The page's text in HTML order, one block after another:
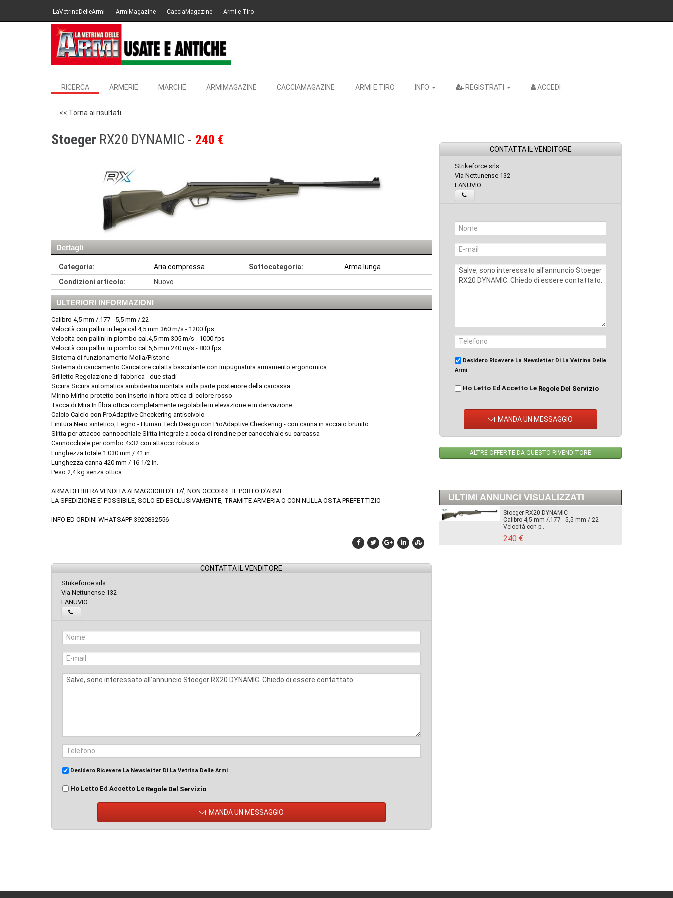
LaVetrinaDelleArmi ArmiMagazine CacciaMagazine Armi e Tiro
RICERCA ARMERIE MARCHE ARMIMAGAZINE CACCIAMAGAZINE ARMI E TIRO INFO REGISTRATI ACCEDI
<< Torna ai risultati
Stoeger RX20 DYNAMIC 240 €
Dettagli
Categoria: Aria compressa Sottocategoria:
Arma lunga
Condizioni articolo:
Nuovo
ULTERIORI INFORMAZIONI
Calibro 4,5 mm /.177 - 5,5 mm /.22
Velocità con pallini in lega cal.4,5 mm 360 m/s - 1200 fps
Velocità con pallini in piombo cal.4,5 mm 305 m/s - 1000 fps
Velocità con pallini in piombo cal.5,5 mm 240 m/s - 800 fps
Sistema di funzionamento Molla/Pistone
Sistema di caricamento Caricatore culatta basculante con impugnatura armamento ergonomica
Grilletto Regolazione di fabbrica - due stadi
Sicura Sicura automatica ambidestra montata sulla parte posteriore della carcassa
Mirino Mirino protetto con inserto in fibra ottica di colore rosso
Tacca di Mira In fibra ottica completamente regolabile in elevazione e in derivazione
Calcio Calcio con ProAdaptive Checkering antiscivolo
Finitura Nero sintetico, Legno - Human Tech Design con ProAdaptive Checkering - con canna in acciaio brunito
Slitta per attacco cannocchiale Slitta integrale a coda di rondine per canocchiale su carcassa
Cannocchiale per combo 4x32 con attacco robusto
Lunghezza totale 1.030 mm / 41 in.
Lunghezza canna 420 mm / 16 1/2 in.
Peso 2,4 kg senza ottica
ARMA DI LIBERA VENDITA AI MAGGIORI D'ETA', NON OCCORRE IL PORTO D'ARMI.
LA SPEDIZIONE E' POSSIBILE, SOLO ED ESCLUSIVAMENTE, TRAMITE ARMERIA O CON NULLA OSTA PREFETTIZIO
INFO ED ORDINI WHATSAPP 3920832556
CONTATTA IL VENDITORE
Strikeforce srls
Via Nettunense 132
LANUVIO
Desidero Ricevere La Newsletter Di La Vetrina Delle Armi
Ho Letto Ed Accetto Le Regole Del Servizio
MANDA UN MESSAGGIO
CONTATTA IL VENDITORE
Strikeforce srls
Via Nettunense 132
LANUVIO
Desidero Ricevere La Newsletter Di La Vetrina Delle
Armi
Ho Letto Ed Accetto Le Regole Del Servizio
MANDA UN MESSAGGIO
ALTRE OFFERTE DA QUESTO RIVENDITORE
ULTIMI ANNUNCI VISUALIZZATI
Stoeger RX20 DYNAMIC
Calibro 4,5 mm /.177 - 5,5 mm /.22
Velocità con p...
240 €